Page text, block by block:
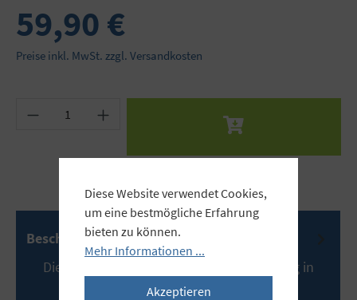
59,90 €
Preise inkl. MwSt. zzgl. Versandkosten
Produkt Anzahl: Gib den gewünschten Wert
Beschreibung
Die zentrale Schirmhalterung, serienmäßig in
jedem EL Kompakt und Lampenkopf
Diese Website verwendet Cookies,
um eine bestmögliche Erfahrung
bieten zu können.
Mehr Informationen ...
Akzeptieren